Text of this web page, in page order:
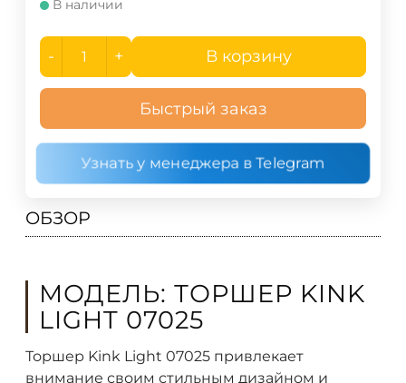
В наличии
- + В корзину
Быстрый заказ
Узнать у менеджера в Telegram
ОБЗОР
МОДЕЛЬ: ТОРШЕР KINK
LIGHT 07025
Торшер Kink Light 07025 привлекает
внимание своим стильным дизайном и